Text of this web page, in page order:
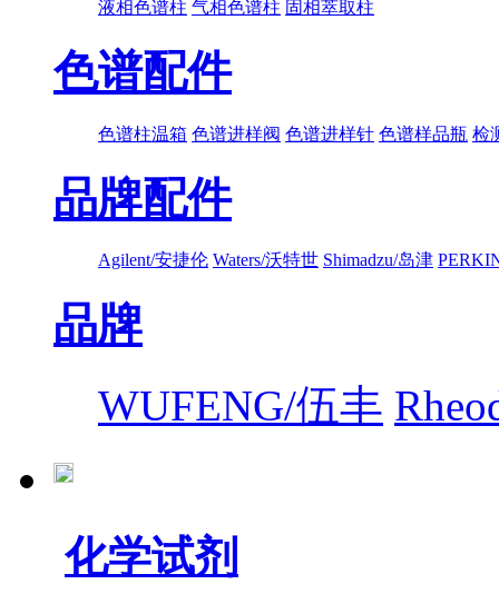
液相色谱柱 气相色谱柱 固相萃取柱
色谱配件
色谱柱温箱 色谱进样阀 色谱进样针 色谱样品瓶 检
品牌配件
Agilent/安捷伦 Waters/沃特世 Shimadzu/岛津
品牌
WUFENG/伍丰
化学试剂